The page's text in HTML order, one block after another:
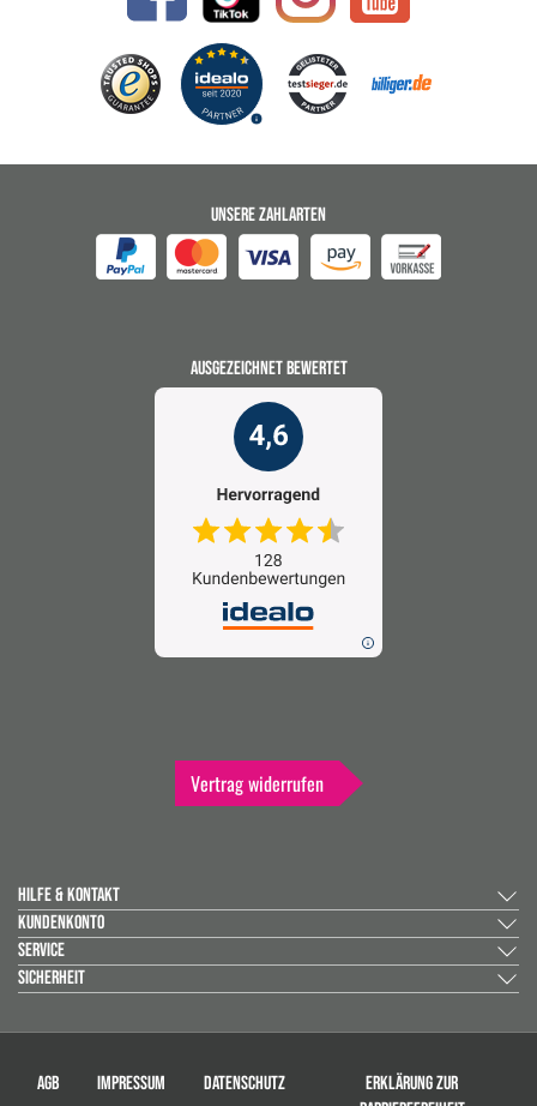
UNSERE ZAHLARTEN
AUSGEZEICHNET BEWERTET
Vertrag widerrufen
HILFE & KONTAKT
KUNDENKONTO
SERVICE
SICHERHEIT
AGB IMPRESSUM DATENSCHUTZ
ERKLÄRUNG ZUR